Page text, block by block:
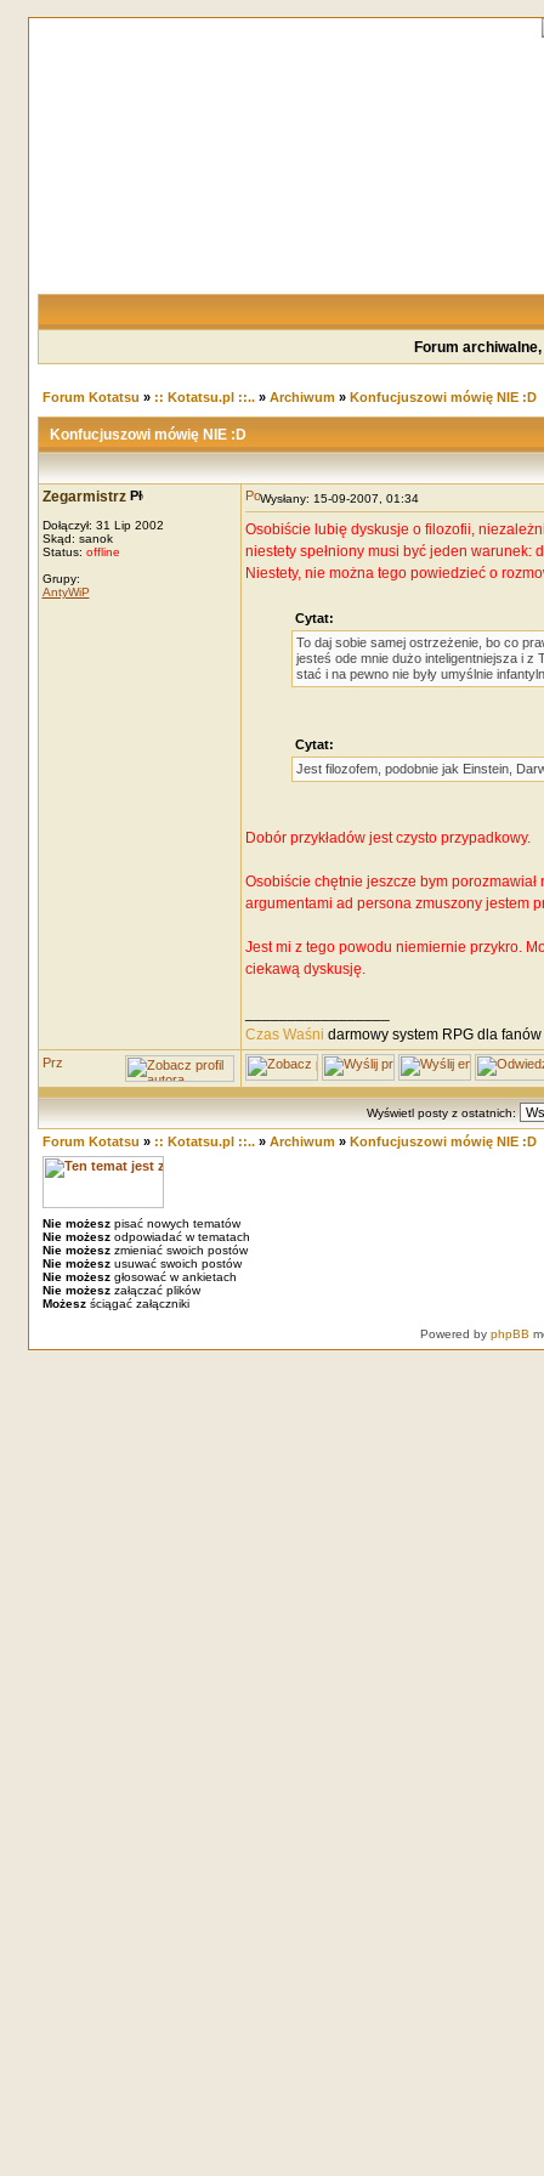
Forum
Forum Kotatsu » :: Kotatsu.pl ::..» Archiwum» Konfucjuszowi mówię NIE :D
Konfucjuszowi mówię NIE :D
Zegarmistrz
Dołączył: 31 Lip 2002
Skąd: sanok
Status: offline
Grupy:
AntyWiP
Wysłany: 15-09-2007, 01:34
Osobiście lubię dyskusje o filozofii,
niestety spełniony musi być jeden
Niestety, nie można tego powiedzieć o
Cytat:
To daj sobie samej ostrzeżenie, bo co
jesteś ode mnie dużo inteligentniejsza i z
stać i na pewno nie były umyślnie
Cytat:
Jest filozofem, podobnie jak Einstein,
Dobór przykładów jest czysto przypadkowy.
Osobiście chętnie jeszcze bym
argumentami ad persona zmuszony jestem
Jest mi z tego powodu niemiernie przykro.
ciekawą dyskusję.
Czas Waśni darmowy system RPG dla
Wyświetl posty z ostatnich:
Forum Kotatsu » :: Kotatsu.pl ::..» Archiwum» Konfucjuszowi mówię NIE :D
Nie możeszpisać nowych tematów
Nie możeszodpowiadać w tematach
Nie możeszzmieniać swoich postów
Nie możeszusuwać swoich postów
Nie możeszgłosować w ankietach
Nie możeszzałączać plików
Możeszściągać załączniki
Powered by phpBB